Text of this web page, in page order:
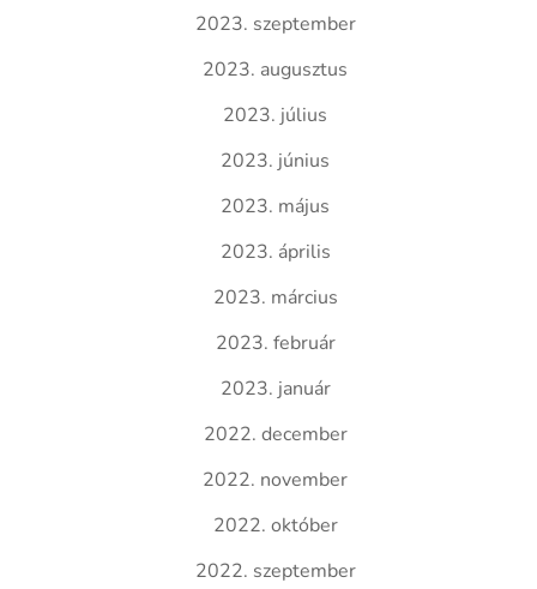
2023. szeptember
2023. augusztus
2023. július
2023. június
2023. május
2023. április
2023. március
2023. február
2023. január
2022. december
2022. november
2022. október
2022. szeptember